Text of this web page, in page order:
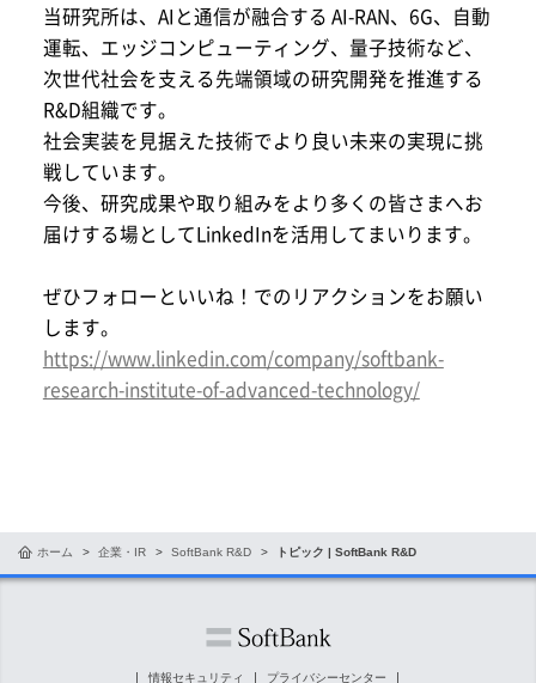
当研究所は、AIと通信が融合する AI-RAN、6G、自動
運転、エッジコンピューティング、量子技術など、
次世代社会を支える先端領域の研究開発を推進する
R&D組織です。
社会実装を見据えた技術でより良い未来の実現に挑
戦しています。
今後、研究成果や取り組みをより多くの皆さまへお
届けする場としてLinkedInを活用してまいります。
ぜひフォローといいね！でのリアクションをお願い
します。
https://www.linkedin.com/company/softbank-
research-institute-of-advanced-technology/
ホーム 企業・IR SoftBank R&D トピック | SoftBank R&D
情報セキュリティ プライバシーセンター